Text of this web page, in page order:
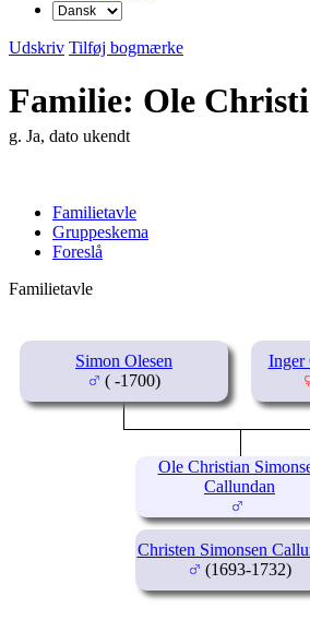
Udskriv Tilføj bogmærke
Familie: Ole
g. Ja, dato ukendt
Familietavle
Gruppeskema
Foreslå
Familietavle
Simon Olesen
( -1700)
Inger
Christen Simonsen
(1693-1732)
Ole Christian
Callundan